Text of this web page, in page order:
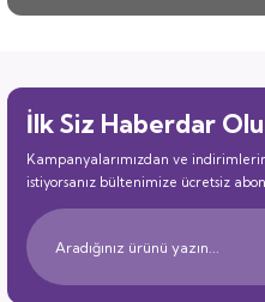
İlk Siz Haberdar
Kampanyalarımızdan ve
istiyorsanız bültenimize ücretsiz